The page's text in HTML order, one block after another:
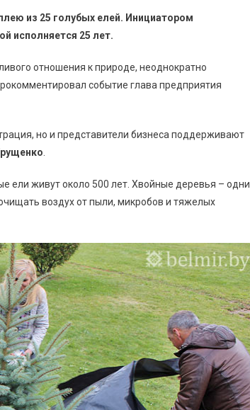
из 25 голубых елей. Инициатором
исполняется 25 лет.
отношения к природе, неоднократно
событие глава предприятия
но и представители бизнеса поддерживают
.
ели живут около 500 лет. Хвойные деревья – одни
воздух от пыли, микробов и тяжелых